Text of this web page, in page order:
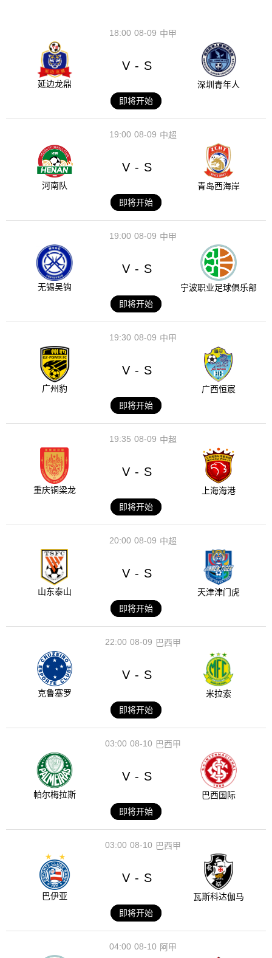
08-09
18:00 中甲
延边龙鼎
V - S
深圳青年人
即将开始
08-09
19:00 中超
河南队
V - S
青岛西海岸
即将开始
08-09
19:00 中甲
无锡吴钩
V - S
宁波职业足球俱乐部
即将开始
08-09
19:30 中甲
广州豹
V - S
广西恒宸
即将开始
08-09
19:35 中超
重庆铜梁龙
V - S
上海海港
即将开始
08-09
20:00 中超
山东泰山
V - S
天津津门虎
即将开始
08-09
22:00 巴西甲
克鲁塞罗
V - S
米拉索
即将开始
08-10
03:00 巴西甲
帕尔梅拉斯
V - S
巴西国际
即将开始
08-10
03:00 巴西甲
巴伊亚
V - S
瓦斯科达伽马
即将开始
08-10
04:00 阿甲